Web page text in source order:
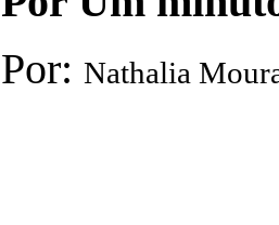
Por: Nathalia